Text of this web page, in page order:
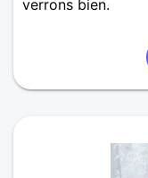
verrons bien.